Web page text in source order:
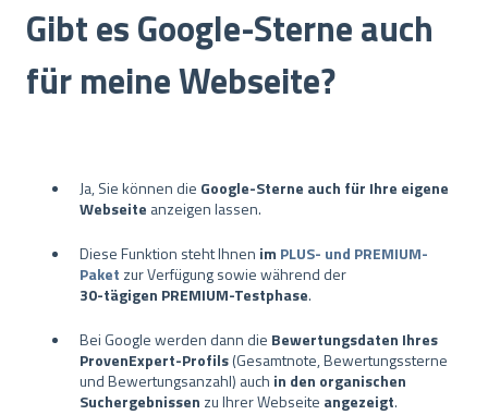
Gibt es Google-Sterne auch
für meine Webseite?
Ja, Sie können die Google-Sterne auch für Ihre eigene
Webseite anzeigen lassen.
Diese Funktion steht Ihnen im PLUS- und PREMIUM-
Paket zur Verfügung sowie während der
30-tägigen PREMIUM-Testphase.
Bei Google werden dann die Bewertungsdaten Ihres
ProvenExpert-Profils(Gesamtnote, Bewertungssterne
und Bewertungsanzahl) auch in den organischen
Suchergebnissen zu Ihrer Webseite angezeigt.